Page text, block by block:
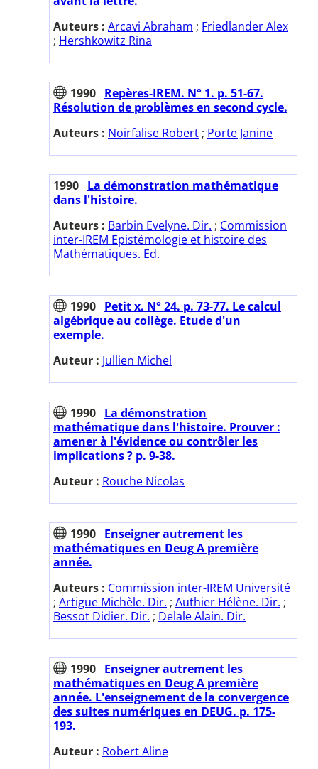
Auteurs : Arcavi Abraham ; Friedlander Alex
; Hershkowitz Rina
1990 Repères-IREM. N° 1. p. 51-67.
Résolution de problèmes en second cycle.
Auteurs : Noirfalise Robert ; Porte Janine
1990 La démonstration mathématique
dans l'histoire.
Auteurs : Barbin Evelyne. Dir. ; Commission
inter-IREM Epistémologie et histoire des
Mathématiques. Ed.
1990 Petit x. N° 24. p. 73-77. Le calcul
algébrique au collège. Etude d'un
exemple.
Auteur : Jullien Michel
1990 La démonstration
mathématique dans l'histoire. Prouver :
amener à l'évidence ou contrôler les
implications ? p. 9-38.
Auteur : Rouche Nicolas
1990 Enseigner autrement les
mathématiques en Deug A première
année.
Auteurs : Commission inter-IREM Université
; Artigue Michèle. Dir. ; Authier Hélène. Dir. ;
Bessot Didier. Dir. ; Delale Alain. Dir.
1990 Enseigner autrement les
mathématiques en Deug A première
année. L'enseignement de la convergence
des suites numériques en DEUG. p. 175-
193.
Auteur : Robert Aline